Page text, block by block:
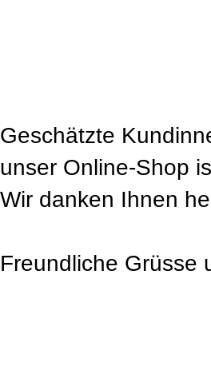
Geschätzte
unser Online-Shop
Wir danken Ihnen
Freundliche Grüsse